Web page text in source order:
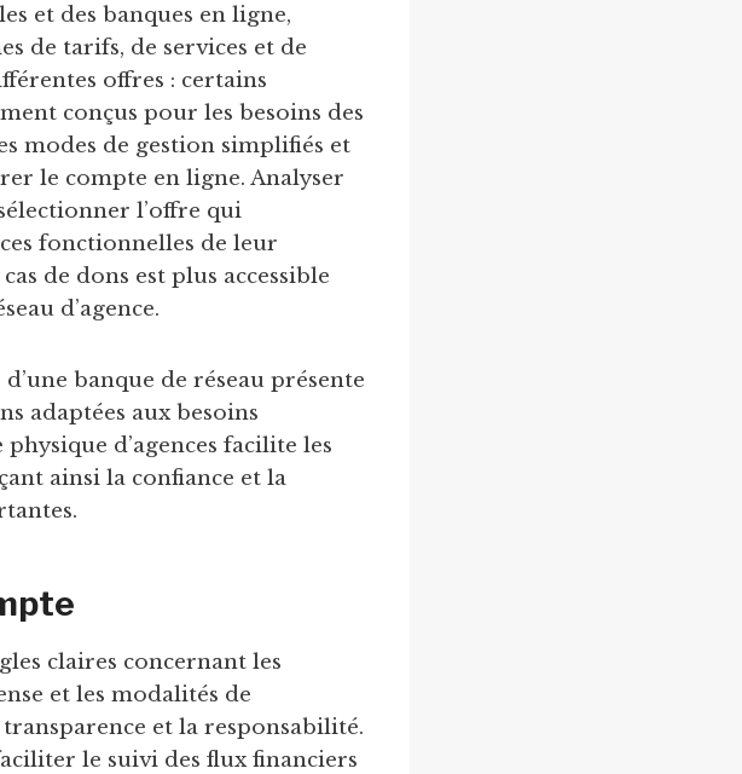
et des banques en ligne,
de tarifs, de services et de
offres : certains
conçus pour les besoins des
modes de gestion simplifiés et
le compte en ligne. Analyser
l’offre qui
fonctionnelles de leur
de dons est plus accessible
d’agence.
banque de réseau présente
adaptées aux besoins
d’agences facilite les
ainsi la confiance et la
claires concernant les
et les modalités de
et la responsabilité.
le suivi des flux financiers